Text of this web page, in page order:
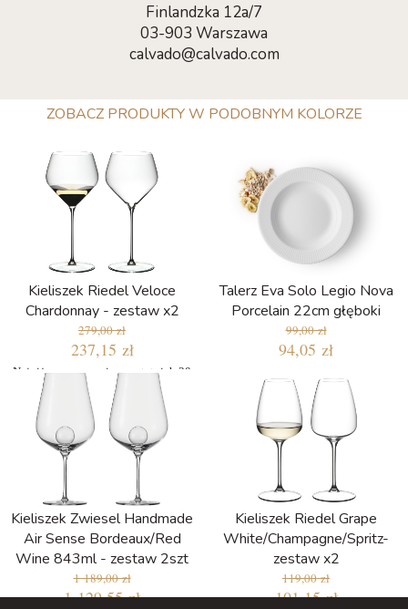
Finlandzka 12a/7
03-903 Warszawa
calvado@calvado.com
ZOBACZ PRODUKTY W PODOBNYM KOLORZE
Kieliszek Riedel Veloce
Chardonnay - zestaw x2
279,00 zł
237,15 zł
Najniższa cena w ciągu ostatnich 30
dni: 237,15 zł
Talerz Eva Solo Legio Nova
Porcelain 22cm głęboki
99,00 zł
94,05 zł
Kieliszek Zwiesel Handmade
Air Sense Bordeaux/Red
Wine 843ml - zestaw 2szt
1 189,00 zł
1 129,55 zł
Kieliszek Riedel Grape
White/Champagne/Spritz-
zestaw x2
119,00 zł
101,15 zł